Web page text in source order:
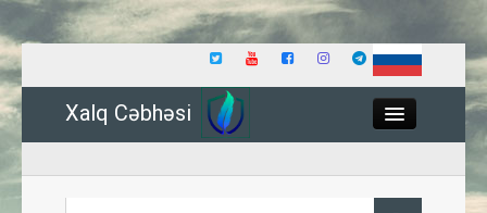
Xalq Cəbhəsi